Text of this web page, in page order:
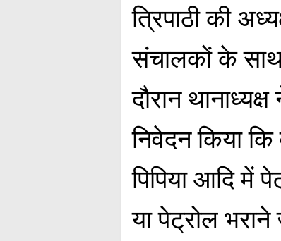
त्रिपाठी की
संचालकों के
दौरान
निवेदन किया
पिपिया आदि में
या पेट्रोल